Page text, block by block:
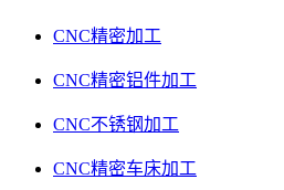
CNC精密加工
CNC精密铝件加工
CNC不锈钢加工
CNC精密车床加工